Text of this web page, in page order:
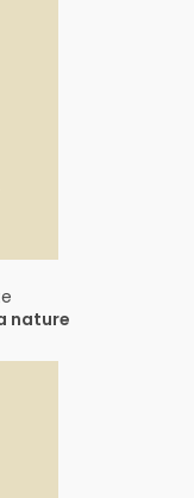
nature